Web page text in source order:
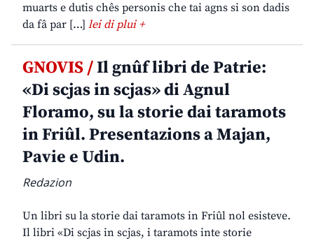
muarts e dutis chês personis che tai agns si son dadis
da fâ par […] lei di plui +
GNOVIS /Il gnûf libri de Patrie:
«Di scjas in scjas» di Agnul
Floramo, su la storie dai taramots
in Friûl. Presentazions a Majan,
Pavie e Udin.
Redazion
Un libri su la storie dai taramots in Friûl nol esisteve.
Il libri «Di scjas in scjas, i taramots inte storie